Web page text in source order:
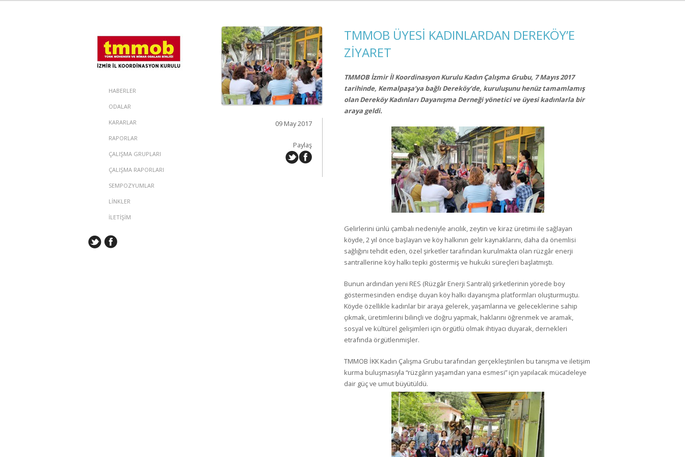
HABERLER
ODALAR
KARARLAR
RAPORLAR
ÇALIŞMA GRUPLARI
ÇALIŞMA RAPORLARI
SEMPOZYUMLAR
LİNKLER
İLETİŞİM
09 May 2017
Paylaş
TMMOB ÜYESİ KADINLARDAN DEREKÖY’E
ZİYARET
TMMOB İzmir İl Koordinasyon Kurulu Kadın Çalışma Grubu, 7 Mayıs 2017
tarihinde, Kemalpaşa’ya bağlı Dereköy’de, kuruluşunu henüz tamamlamış
olan Dereköy Kadınları Dayanışma Derneği yönetici ve üyesi kadınlarla bir
araya geldi.
Gelirlerini ünlü çambalı nedeniyle arıcılık, zeytin ve kiraz üretimi ile sağlayan
köyde, 2 yıl önce başlayan ve köy halkının gelir kaynaklarını, daha da önemlisi
sağlığını tehdit eden, özel şirketler tarafından kurulmakta olan rüzgâr enerji
santrallerine köy halkı tepki göstermiş ve hukuki süreçleri başlatmıştı.
Bunun ardından yeni RES (Rüzgâr Enerji Santrali) şirketlerinin yörede boy
göstermesinden endişe duyan köy halkı dayanışma platformları oluşturmuştu.
Köyde özellikle kadınlar bir araya gelerek, yaşamlarına ve geleceklerine sahip
çıkmak, üretimlerini bilinçli ve doğru yapmak, haklarını öğrenmek ve aramak,
sosyal ve kültürel gelişimleri için örgütlü olmak ihtiyacı duyarak, dernekleri
etrafında örgütlenmişler.
TMMOB İKK Kadın Çalışma Grubu tarafından gerçekleştirilen bu tanışma ve iletişim
kurma buluşmasıyla “rüzgârın yaşamdan yana esmesi” için yapılacak mücadeleye
dair güç ve umut büyütüldü.